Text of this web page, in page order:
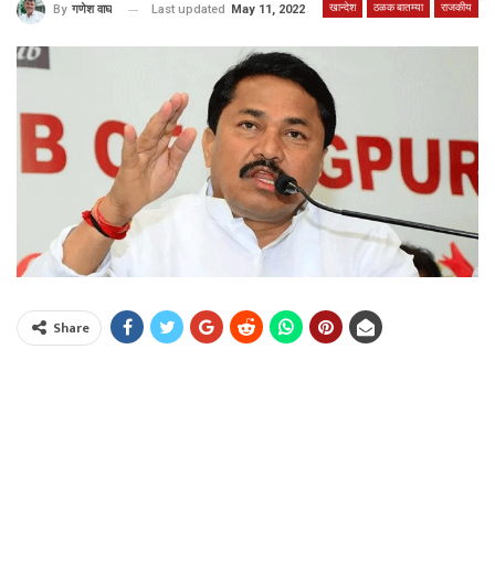
खान्देश ठळक बातम्या राजकीय
By गणेश वाघ Last updated May 11, 2022
Share